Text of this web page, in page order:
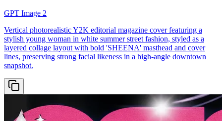
GPT Image 2
Vertical photorealistic Y2K editorial magazine cover featuring a
stylish young woman in white summer street fashion, styled as a
layered collage layout with bold 'SHEENA' masthead and cover
lines, preserving strong facial likeness in a high-angle downtown
snapshot.